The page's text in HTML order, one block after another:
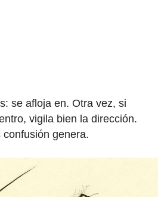
se afloja en. Otra vez, si
vigila bien la dirección.
genera.